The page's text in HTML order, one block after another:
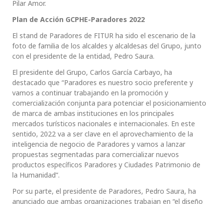
Pilar Amor.
Plan de Acción GCPHE-Paradores 2022
El stand de Paradores de FITUR ha sido el escenario de la
foto de familia de los alcaldes y alcaldesas del Grupo, junto
con el presidente de la entidad, Pedro Saura.
El presidente del Grupo, Carlos García Carbayo, ha
destacado que “Paradores es nuestro socio preferente y
vamos a continuar trabajando en la promoción y
comercialización conjunta para potenciar el posicionamiento
de marca de ambas instituciones en los principales
mercados turísticos nacionales e internacionales. En este
sentido, 2022 va a ser clave en el aprovechamiento de la
inteligencia de negocio de Paradores y vamos a lanzar
propuestas segmentadas para comercializar nuevos
productos específicos Paradores y Ciudades Patrimonio de
la Humanidad”.
Por su parte, el presidente de Paradores, Pedro Saura, ha
anunciado que ambas organizaciones trabajan en “el diseño